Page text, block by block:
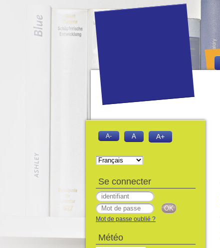
A- A A+
Se connecter
Mot de passe oublié ?
Météo